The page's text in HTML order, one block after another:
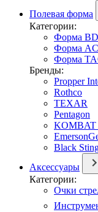
Полевая форма
Категории:
Форма
Форма
Форма
Бренды:
Propper
Rothco
TEXAR
Pentagon
KOMBAT
Black
Аксессуары
Категории:
Очки